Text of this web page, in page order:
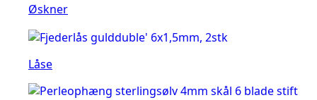
Øskner
Låse